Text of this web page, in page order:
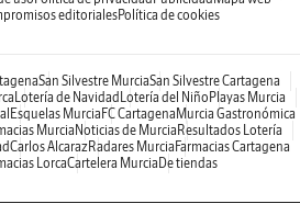
editorialesPolítica de cookies
San Silvestre MurciaSan Silvestre Cartagena
Lotería de Navidad Lotería del Niño Playas Murcia
Esquelas Murcia FC Cartagena Murcia Gastronómica
Murcia Noticias de Murcia Resultados Lotería
Carlos AlcarazRadares Murcia Farmacias Cartagena
LorcaCartelera Murcia De tiendas